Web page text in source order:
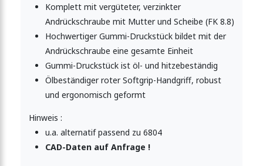
Fuss, schweissbar
Komplett mit vergüteter, verzinkter
Andrückschraube mit Mutter und Scheibe (FK 8.8)
Hochwertiger Gummi-Druckstück bildet mit der
Andrückschraube eine gesamte Einheit
Gummi-Druckstück ist öl- und hitzebeständig
Ölbeständiger roter Softgrip-Handgriff, robust
und ergonomisch geformt
Hinweis :
u.a. alternatif passend zu 6804
CAD-Daten auf Anfrage !